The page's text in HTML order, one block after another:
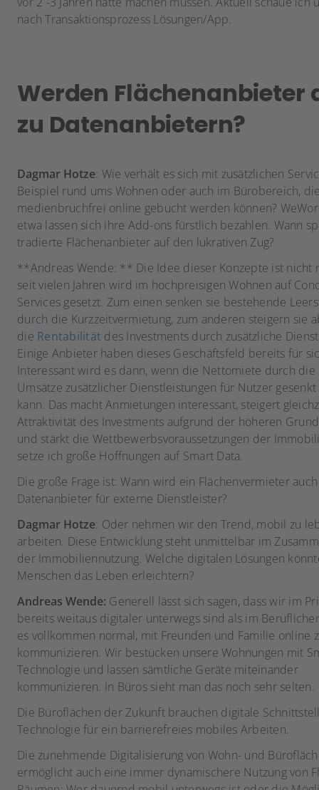
nach Transaktionsprozess Lösungen/App.
Werden Flächenanbieter
zu Datenanbietern?
Dagmar Hotze: Wie verhält es sich mit zusätzlichen
Beispiel rund ums Wohnen oder auch im Bürobereich,
medienbruchfrei online gebucht werden können?
etwa lassen sich ihre Add-ons fürstlich bezahlen. Wann
tradierte Flächenanbieter auf den lukrativen Zug?
**Andreas Wende: ** Die Idee dieser Konzepte ist nicht
seit vielen Jahren wird im hochpreisigen Wohnen auf
Services gesetzt. Zum einen senken sie bestehende
durch die Kurzzeitvermietung, zum anderen steigern sie
die Rentabilität des Investments durch zusätzliche
Einige Anbieter haben dieses Geschäftsfeld bereits für
Interessant wird es dann, wenn die Nettomiete durch
Umsätze zusätzlicher Dienstleistungen für Nutzer
kann. Das macht Anmietungen interessant, steigert
Attraktivität des Investments aufgrund der höheren
und stärkt die Wettbewerbsvoraussetzungen der
setze ich große Hoffnungen auf Smart Data.
Die große Frage ist: Wann wird ein Flächenvermieter
Datenanbieter für externe Dienstleister?
Dagmar Hotze: Oder nehmen wir den Trend, mobil zu
arbeiten. Diese Entwicklung steht unmittelbar im
der Immobiliennutzung. Welche digitalen Lösungen
Menschen das Leben erleichtern?
Andreas Wende: Generell lässt sich sagen, dass wir im
bereits weitaus digitaler unterwegs sind als im
es vollkommen normal, mit Freunden und Familie online
kommunizieren. Wir bestücken unsere Wohnungen mit
Technologie und lassen sämtliche Geräte miteinander
kommunizieren. In Büros sieht man das noch sehr selten.
Die Büroflächen der Zukunft brauchen digitale
Technologie für ein barrierefreies mobiles Arbeiten.
Die zunehmende Digitalisierung von Wohn- und
ermöglicht auch eine immer dynamischere Nutzung von